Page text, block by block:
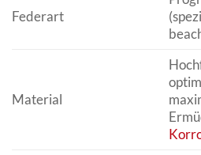
Federart
Material